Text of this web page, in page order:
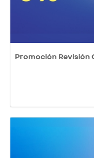
Promoción Revisión